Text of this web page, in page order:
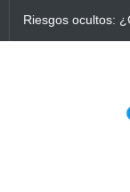
Ayuno Digital: La